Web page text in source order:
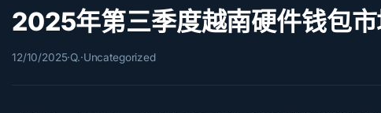
2025年第三季度越南硬件钱包市
12/10/2025·Q.·Uncategorized